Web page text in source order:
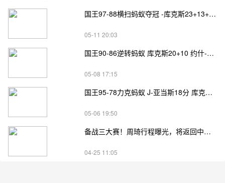
国王97-88横扫蚂蚁夺冠 -库克斯23+13+7 亚当斯27分
05-11 20:03
国王90-86逆转蚂蚁 库克斯20+10 约什-亚当斯36分
05-08 17:15
国王95-78力克蚂蚁 J-亚当斯18分 库克斯14+11+7
05-06 19:50
备战三大赛！周琦行程曝光，将返回中国男篮，迎冲击NBA良机
04-25 11:05